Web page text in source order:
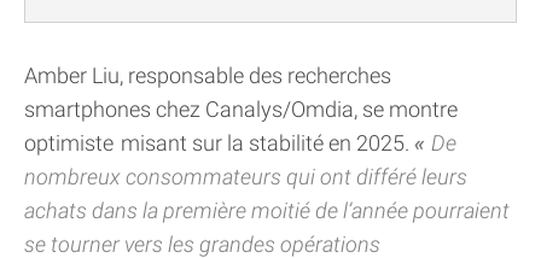
Amber Liu, responsable des recherches
smartphones chez Canalys/Omdia, se montre
optimiste misant sur la stabilité en 2025.
De
nombreux consommateurs qui ont différé leurs
achats dans la première moitié de l’année pourraient
se tourner vers les grandes opérations